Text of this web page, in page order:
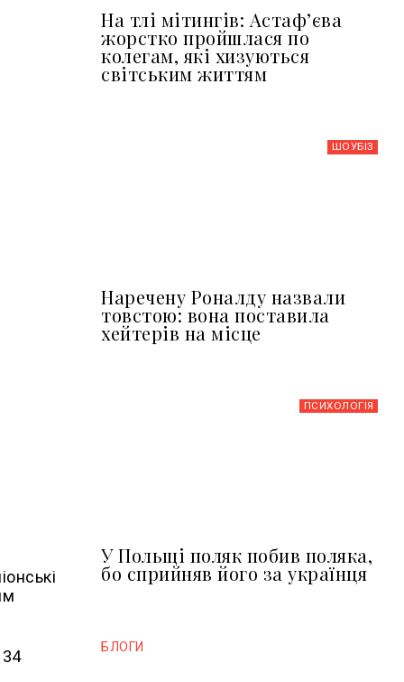
34
На тлі мітингів: Астафʼєва
жорстко пройшлася по
колегам, які хизуються
світським життям
ШОУБIЗ
Наречену Роналду назвали
товстою: вона поставила
хейтерів на місце
ПСИХОЛОГІЯ
У Польщі поляк побив поляка,
бо сприйняв його за українця
БЛОГИ